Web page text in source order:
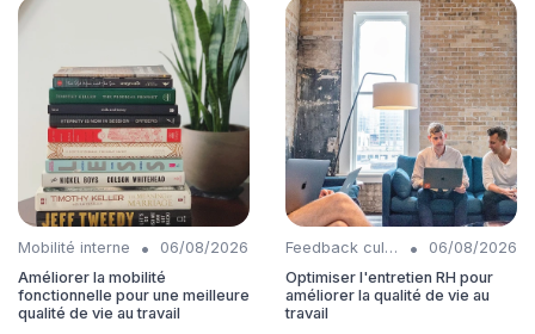
Mobilité interne •
06/08/2026
Améliorer la mobilité
fonctionnelle pour une meilleure
qualité de vie au travail
Feedback culture •
06/08/2026
Optimiser l'entretien RH pour
améliorer la qualité de vie au
travail